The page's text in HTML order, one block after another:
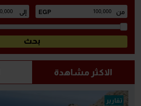
الاكثر مشاهدة
تقارير